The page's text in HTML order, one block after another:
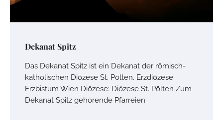
Dekanat Spitz
Das Dekanat Spitz ist ein Dekanat der römisch-
katholischen Diözese St. Pölten. Erzdiözese:
Erzbistum Wien Diözese: Diözese St. Pölten Zum
Dekanat Spitz gehörende Pfarreien